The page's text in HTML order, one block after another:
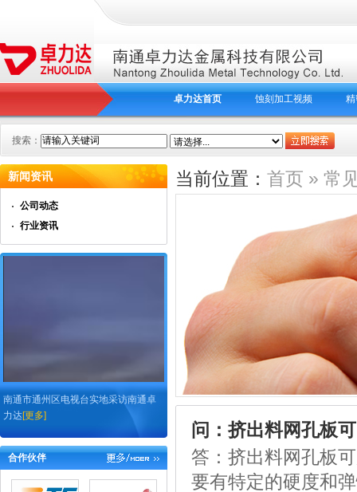
卓力达首页 蚀刻加工视频
搜索：
新闻资讯
公司动态
行业资讯
南通市通州区电视台实地采访南通卓
力达[更多]
合作伙伴
当前位置： 首页 » 常
问：挤出料网孔板
答：挤出料网孔板
要有特定的硬度和